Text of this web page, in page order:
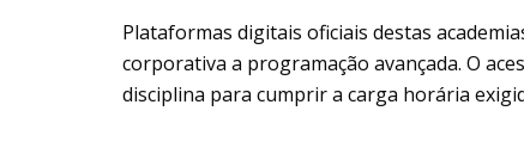
Plataformas digitais oficiais destas
corporativa a programação avançada. O
disciplina para cumprir a carga horária